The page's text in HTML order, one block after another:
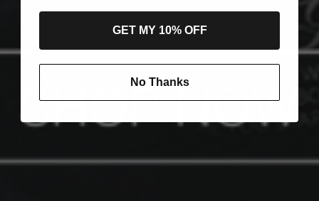
GET MY 10% OFF
No Thanks